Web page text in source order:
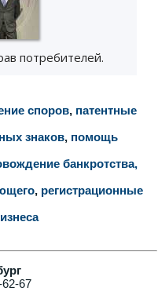
потребителей.
споров, патентные
знаков, помощь
банкротства,
, регистрационные
67